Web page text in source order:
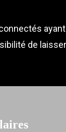
de